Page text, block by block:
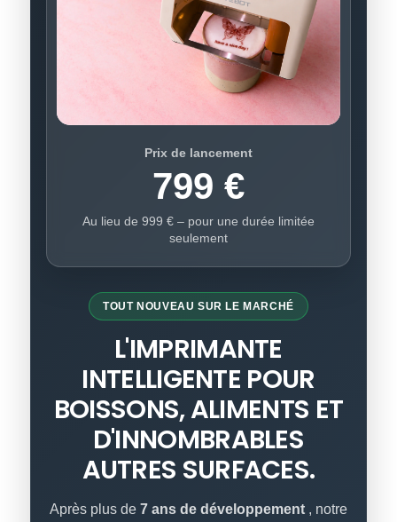
TOUT NOUVEAU SUR LE MARCHÉ
L'IMPRIMANTE
INTELLIGENTE POUR
BOISSONS, ALIMENTS ET
D'INNOMBRABLES
AUTRES SURFACES.
Après plus de 7 ans de développement , notre
Prix ​​de lancement
799 €
Au lieu de 999 € – pour une durée limitée
seulement